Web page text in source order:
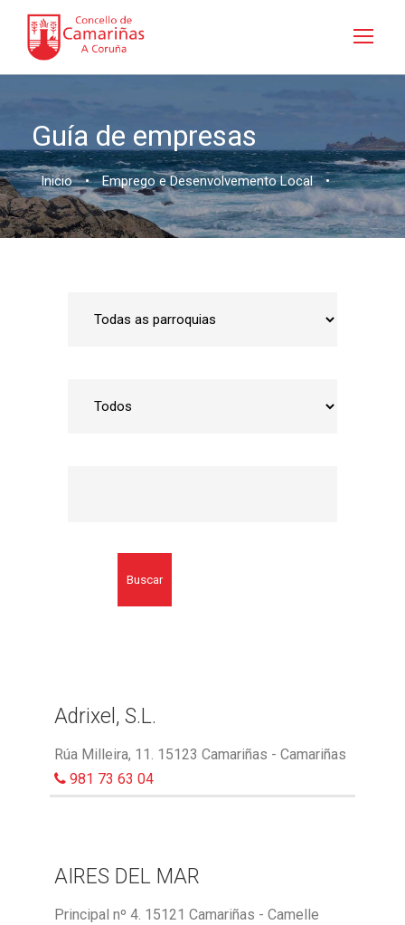
Guía de empresas
Inicio • Emprego e Desenvolvemento Local •
Buscar
Adrixel, S.L.
Rúa Milleira, 11. 15123 Camariñas - Camariñas
981 73 63 04
AIRES DEL MAR
Principal nº 4. 15121 Camariñas - Camelle